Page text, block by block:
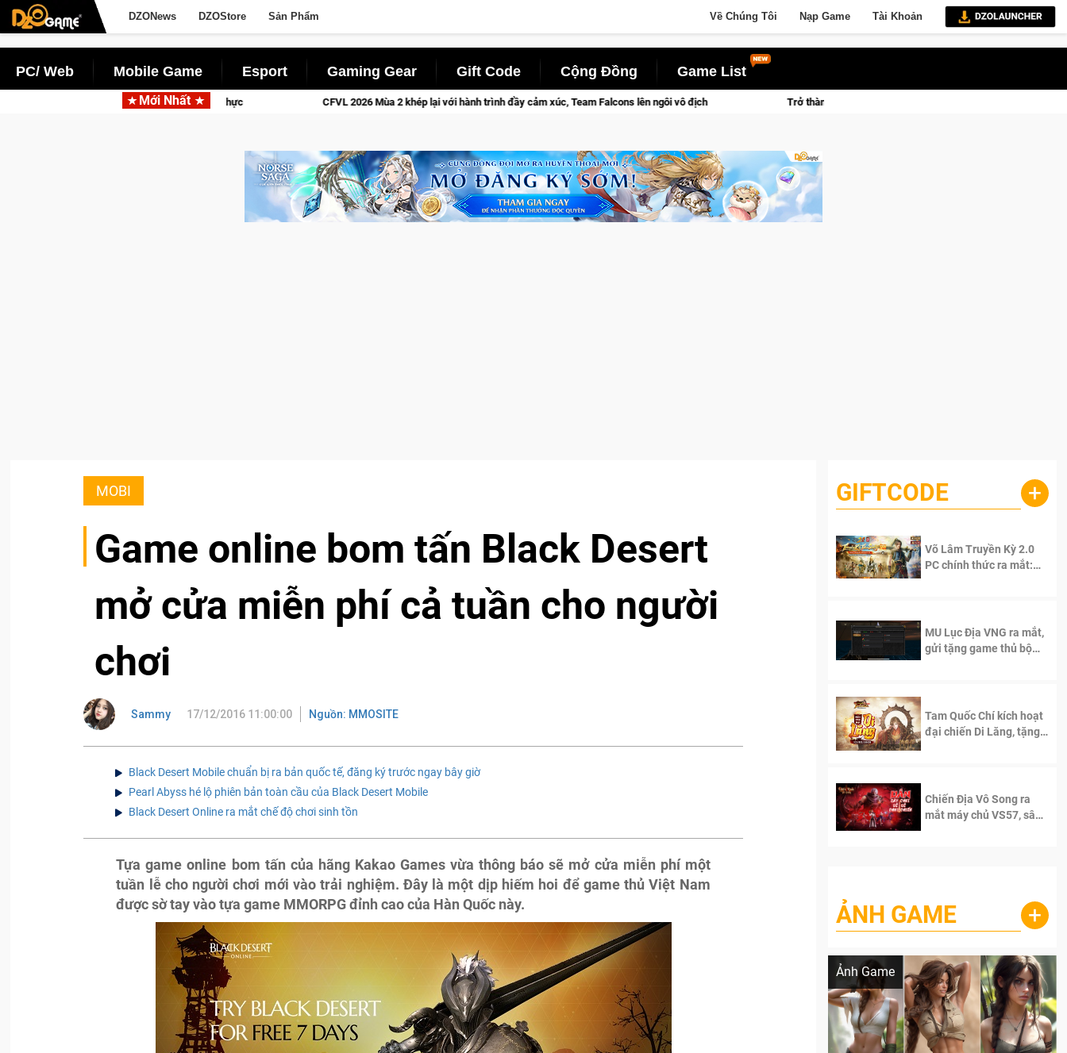
DZONews DZOStore Sản Phẩm Về Chúng Tôi Nạp Game Tài Khoản
PC/ Web Mobile Game Esport Gaming Gear Gift Code Cộng Đồng Game List
Mới NhấtCFVL 2026 Mùa 2 khép lại với hành trình đầy cảm xúc, Team Falcons lên ngôi vô địch Trở thành "Đại ca Mèo" khuấy đảo thế giới ngầm trong Cat Mafia
MOBI
Game online bom tấn Black Desert
mở cửa miễn phí cả tuần cho người
chơi
Sammy 17/12/2016 11:00:00 Nguồn: MMOSITE
Black Desert Mobile chuẩn bị ra bản quốc tế, đăng ký trước ngay bây giờ
Pearl Abyss hé lộ phiên bản toàn cầu của Black Desert Mobile
Black Desert Online ra mắt chế độ chơi sinh tồn
Tựa game online bom tấn của hãng Kakao Games vừa thông báo sẽ mở cửa miễn phí một
tuần lễ cho người chơi mới vào trải nghiệm. Đây là một dịp hiếm hoi để game thủ Việt Nam
được sờ tay vào tựa game MMORPG đỉnh cao của Hàn Quốc này.
GIFTCODE +
Võ Lâm Truyền Kỳ 2.0
PC chính thức ra mắt:
MU Lục Địa VNG ra mắt,
gửi tặng game thủ bộ
Tam Quốc Chí kích hoạt
đại chiến Di Lăng, tặng
Chiến Địa Vô Song ra
mắt máy chủ VS57, sân
ẢNH GAME +
Ảnh Game
Lala Croft vừa nóng vừa xinh dưới nét vẽ